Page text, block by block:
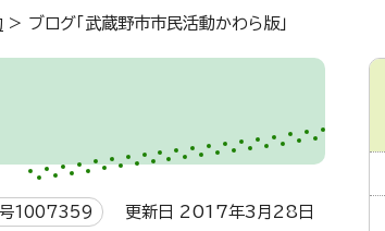
> ブログ「武蔵野市市民活動かわら版」
号1007359 更新日 2017年3月28日